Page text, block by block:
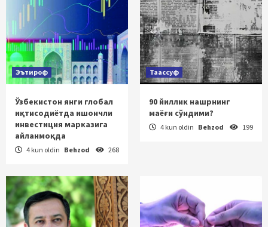
Эътироф
Ўзбекистон янги глобал
иқтисодиётда ишончли
инвестиция марказига
айланмоқда
4 kun oldin Behzod 268
Таассуф
90 йиллик нашрнинг
маёғи сўндими?
4 kun oldin Behzod 199